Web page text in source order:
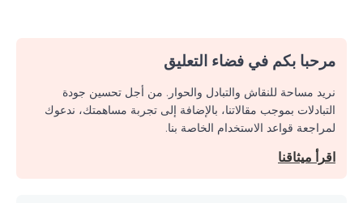
مرحبا بكم في فضاء التعليق
نريد مساحة للنقاش والتبادل والحوار. من أجل تحسين جودة
التبادلات بموجب مقالاتنا، بالإضافة إلى تجربة مساهمتك، ندعوك
لمراجعة قواعد الاستخدام الخاصة بنا.
اقرأ ميثاقنا